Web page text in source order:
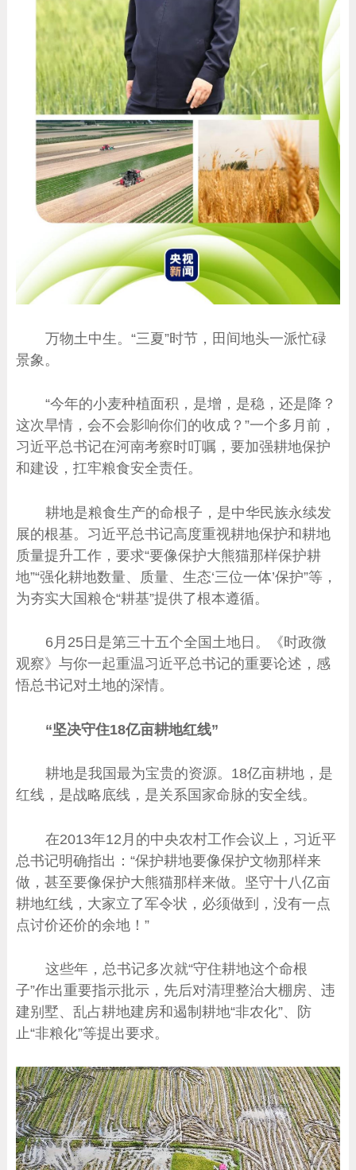
万物土中生。“三夏”时节，田间地头一派忙碌
景象。
“今年的小麦种植面积，是增，是稳，还是降？
这次旱情，会不会影响你们的收成？”一个多月前，
习近平总书记在河南考察时叮嘱，要加强耕地保护
和建设，扛牢粮食安全责任。
耕地是粮食生产的命根子，是中华民族永续发
展的根基。习近平总书记高度重视耕地保护和耕地
质量提升工作，要求“要像保护大熊猫那样保护耕
地”“强化耕地数量、质量、生态‘三位一体’保护”等，
为夯实大国粮仓“耕基”提供了根本遵循。
6月25日是第三十五个全国土地日。《时政微
观察》与你一起重温习近平总书记的重要论述，感
悟总书记对土地的深情。
“坚决守住18亿亩耕地红线”
耕地是我国最为宝贵的资源。18亿亩耕地，是
红线，是战略底线，是关系国家命脉的安全线。
在2013年12月的中央农村工作会议上，习近平
总书记明确指出：“保护耕地要像保护文物那样来
做，甚至要像保护大熊猫那样来做。坚守十八亿亩
耕地红线，大家立了军令状，必须做到，没有一点
点讨价还价的余地！”
这些年，总书记多次就“守住耕地这个命根
子”作出重要指示批示，先后对清理整治大棚房、违
建别墅、乱占耕地建房和遏制耕地“非农化”、防
止“非粮化”等提出要求。